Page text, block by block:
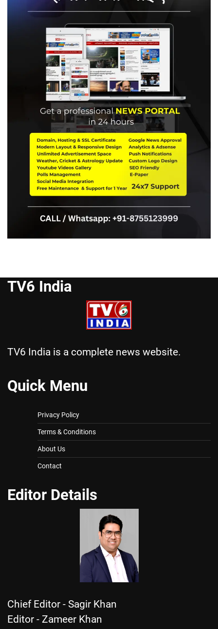
TV6 India
TV6 India is a complete news website.
Quick Menu
Privacy Policy
Terms & Conditions
About Us
Contact
Editor Details
Chief Editor - Sagir Khan
Editor - Zameer Khan